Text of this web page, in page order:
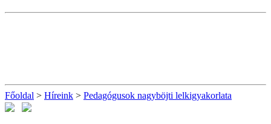
Főoldal > Híreink > Pedagógusok nagyböjti lelkigyakorlata